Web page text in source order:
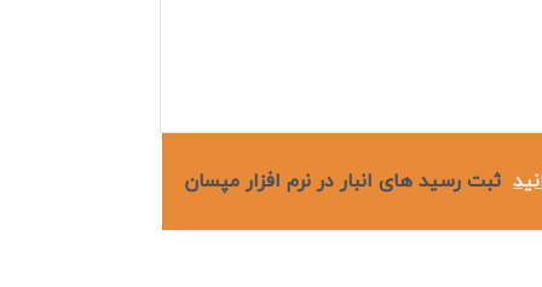
ثبت رسید های انبار در نرم افزار مپسان